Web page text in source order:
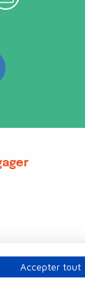
Accepter tout